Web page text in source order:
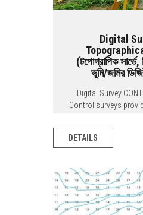
Digital
(টপোগ্রাপিক সার্ভে,
ভূমি/জমির
Digital Survey
Control surveys
DETAILS